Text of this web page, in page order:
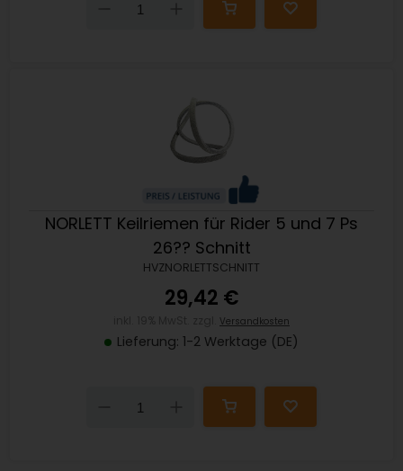
Down
NORLETT Keilriemen für Rider 5 und 7 Ps
26?? Schnitt
HVZNORLETTSCHNITT
29,42 €
Versandkosten
Lieferung: 1-2 Werktage (DE)
Down